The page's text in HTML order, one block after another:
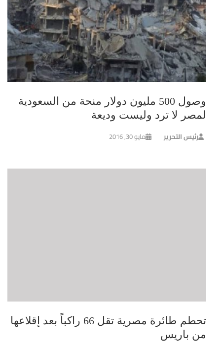
وصول 500 مليون دولار منحة من السعودية
لمصر لا ترد وليست وديعة
رئيس التحرير مايو 30, 2016
تحطم طائرة مصرية تقل 66 راكباً بعد إقلاعها
من باريس